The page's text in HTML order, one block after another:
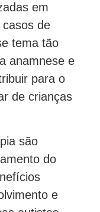
em
de
tema tão
anamnese e
para o
de crianças
são
do
e